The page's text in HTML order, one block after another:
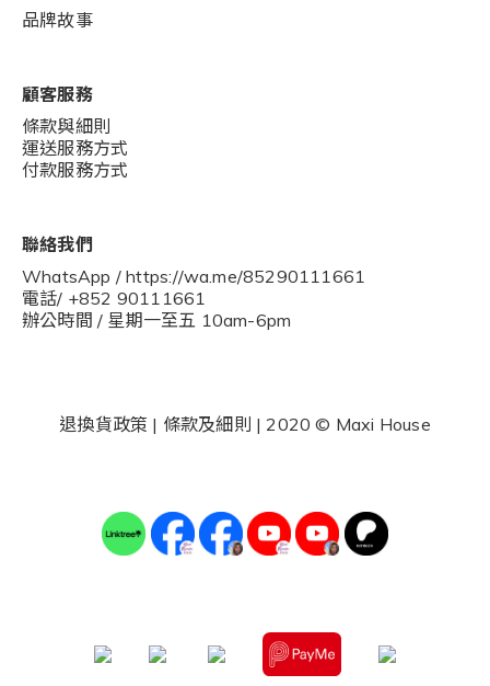
品牌故事
顧客服務
條款與細則
運送服務方式
付款服務方式
聯絡我們
WhatsApp / https://wa.me/85290111661
電話/ +852 90111661
辦公時間 / 星期一至五 10am-6pm
退換貨政策 | 條款及細則 | 2020 © Maxi House